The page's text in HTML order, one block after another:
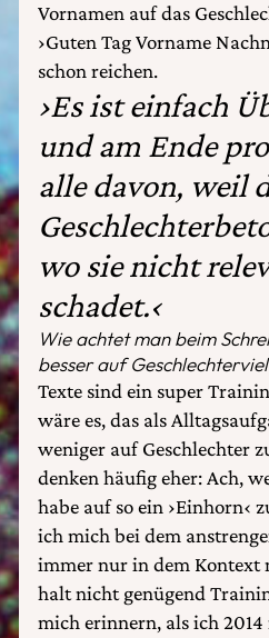
Vornamen auf das
›Guten Tag Vorname
schon reichen.
›Es ist einfach
und am Ende
alle davon, weil
wo sie nicht
schadet.‹
Wie achtet man beim
besser auf
Texte sind ein super
wäre es, das als
weniger auf Geschlechter
denken häufig eher: Ach,
habe auf so ein ›Einhorn‹
ich mich bei dem
immer nur in dem Kontext
halt nicht genügend
mich erinnern, als ich